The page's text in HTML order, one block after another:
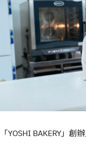
「YOSHI BAKERY」創